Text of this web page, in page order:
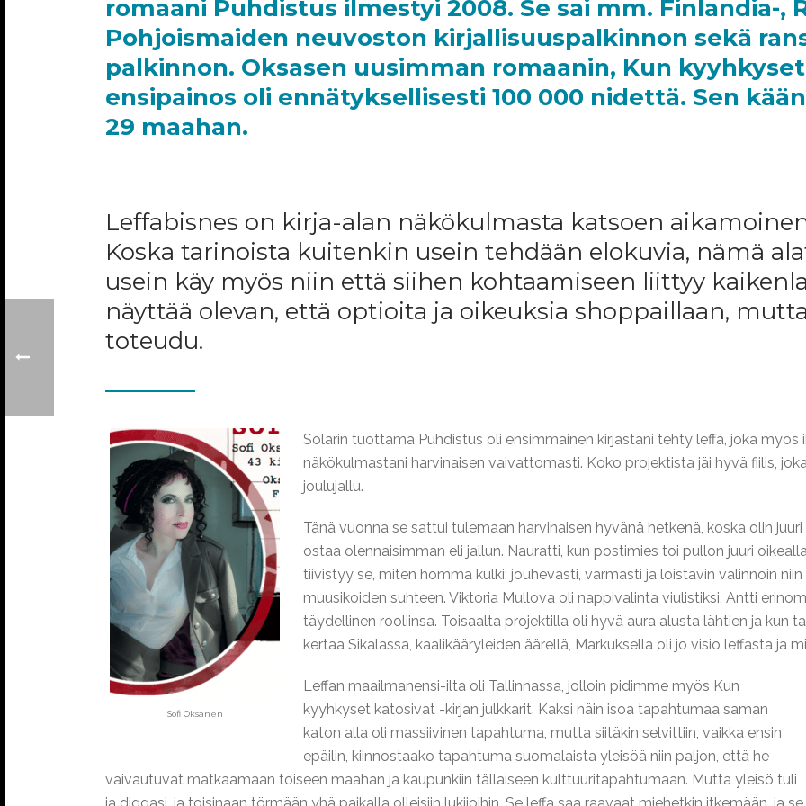
romaani Puhdistus ilmestyi 2008. Se sai mm. Finlandia-,
Pohjoismaiden neuvoston kirjallisuuspalkinnon sekä
palkinnon. Oksasen uusimman romaanin, Kun
ensipainos oli ennätyksellisesti 100 000 nidettä. Sen
29 maahan.
Leffabisnes on kirja-alan näkökulmasta katsoen
Koska tarinoista kuitenkin usein tehdään elokuvia, nämä
usein käy myös niin että siihen kohtaamiseen liittyy
näyttää olevan, että optioita ja oikeuksia shoppaillaan,
toteudu.
Sofi Oksanen
Solarin tuottama Puhdistus oli ensimmäinen kirjastani tehty leffa, joka myös
näkökulmastani harvinaisen vaivattomasti. Koko projektista jäi hyvä fiilis,
joulujallu.
Tänä vuonna se sattui tulemaan harvinaisen hyvänä hetkenä, koska olin
ostaa olennaisimman eli jallun. Nauratti, kun postimies toi pullon juuri
tiivistyy se, miten homma kulki: jouhevasti, varmasti ja loistavin valinnoin
muusikoiden suhteen. Viktoria Mullova oli nappivalinta viulistiksi, Antti
täydellinen rooliinsa. Toisaalta projektilla oli hyvä aura alusta lähtien ja kun
kertaa Sikalassa, kaalikääryleiden äärellä, Markuksella oli jo visio leffasta ja
Leffan maailmanensi-ilta oli Tallinnassa, jolloin pidimme myös Kun
kyyhkyset katosivat -kirjan julkkarit. Kaksi näin isoa tapahtumaa saman
katon alla oli massiivinen tapahtuma, mutta siitäkin selvittiin, vaikka ensin
epäilin, kiinnostaako tapahtuma suomalaista yleisöä niin paljon, että he
vaivautuvat matkaamaan toiseen maahan ja kaupunkiin tällaiseen kulttuuritapahtumaan. Mutta yleisö tuli